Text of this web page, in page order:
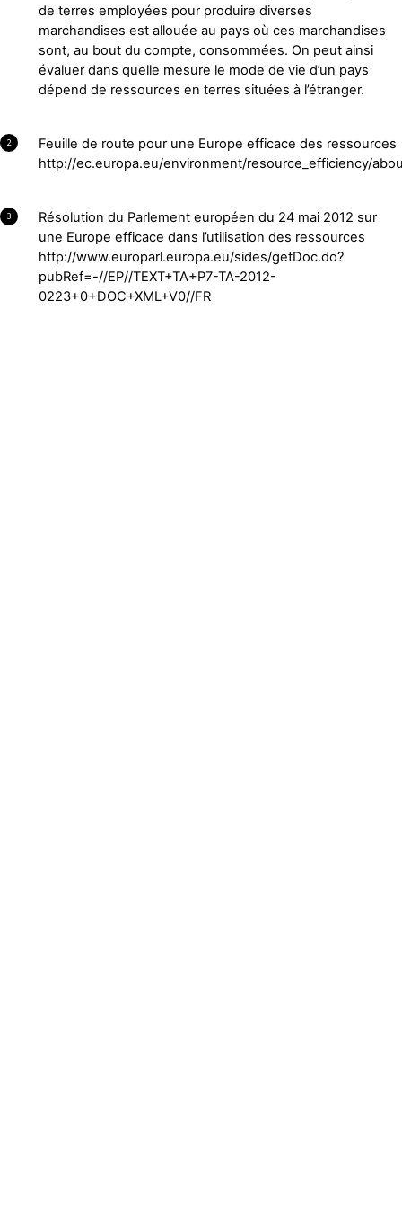
de terres employées pour produire diverses
marchandises est allouée au pays où ces marchandises
sont, au bout du compte, consommées. On peut ainsi
évaluer dans quelle mesure le mode de vie d’un pays
dépend de ressources en terres situées à l’étranger.
2
Feuille de route pour une Europe efficace des ressources
http://ec.europa.eu/environment/resource_efficiency/
3
Résolution du Parlement européen du 24 mai 2012 sur
une Europe efficace dans l’utilisation des ressources
http://www.europarl.europa.eu/sides/getDoc.do?
pubRef=-//EP//TEXT+TA+P7-TA-2012-
0223+0+DOC+XML+V0//FR